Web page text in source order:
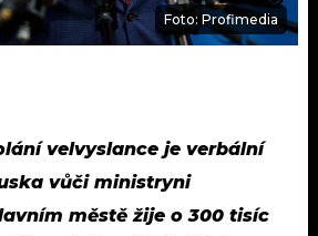
Foto: Profimedia
velvyslance je verbální
vůči ministryni
městě žije o 300 tisíc